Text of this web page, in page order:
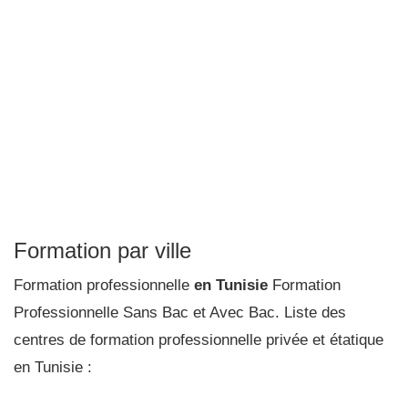
Formation par ville
Formation professionnelle en Tunisie Formation
Professionnelle Sans Bac et Avec Bac. Liste des
centres de formation professionnelle privée et étatique
en Tunisie :